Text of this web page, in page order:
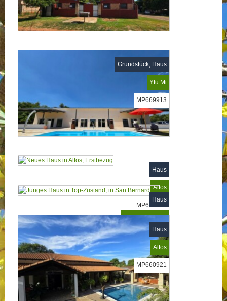
Grundstück, Haus
Ytu Mi
MP669913
Haus
Altos
MP669839
Haus
San Bernardino
Bereits verkauft
Haus
Altos
MP660921